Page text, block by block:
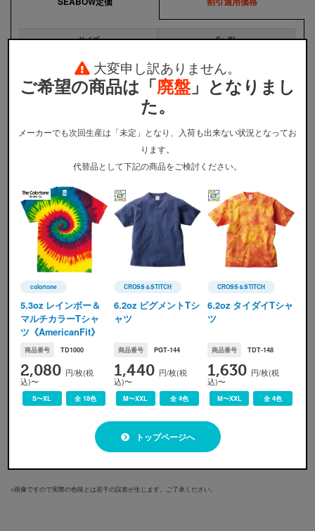
サイズ S〜XL
全カラー 1,720円
ウェア本体の税込価格です。プリント代金、送料などは含まれません。
割引適用価格は、早割と学割を併用した場合のウェア本体の単価となります。詳しくは
無地注文、バッグ・タオル・キャップ等は、割引の対象外です。
カラー展開
リバーストーンピンク リバーストーンパープル リバーストーンレモン
※画像ですので実際の色味とは若干の誤差が生じます。ご了承ください。
大変申し訳ありません。
ご希望の商品は「廃盤」となりまし
た。
メーカーでも次回生産は「未定」となり、入荷も出来ない状況となってお
ります。
代替品として下記の商品をご検討ください。
colortone
非公開: colortone(カラートーン)
5.3oz レインボー＆
マルチカラーTシャ
ツ《AmericanFit》
商品番号 TD1000
2,080 円/枚(税
込)〜
S〜XL 全 18色
CROSS＆STITCH
CROSS＆STITCH(クロスアンドステッチ)
6.2oz ピグメントTシ
ャツ
商品番号 PGT-144
1,440 円/枚(税
込)〜
M〜XXL 全 4色
CROSS＆STITCH
CROSS＆STITCH(クロ
6.2oz タイダイTシャ
ツ
商品番号 TDT-148
1,630 円/枚(税
込)〜
M〜XXL 全 4色
トップページへ